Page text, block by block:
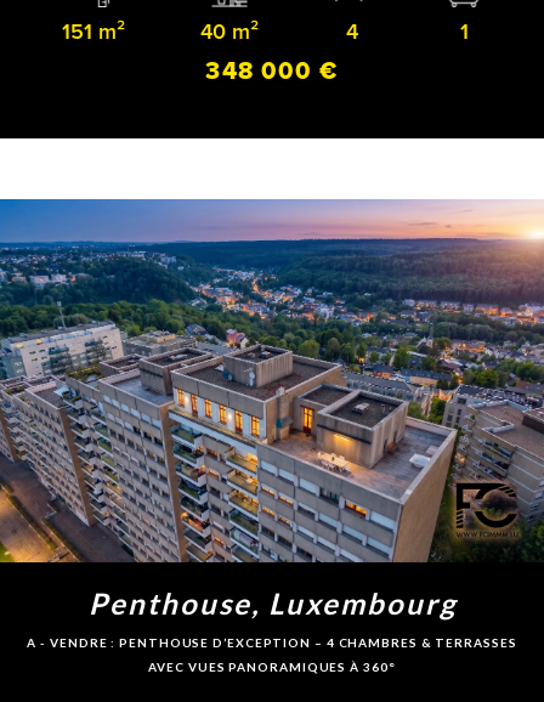
151 m² 40 m² 4 1
348 000 €
Penthouse, Luxembourg
A - VENDRE : PENTHOUSE D’EXCEPTION – 4 CHAMBRES & TERRASSES
AVEC VUES PANORAMIQUES À 360°